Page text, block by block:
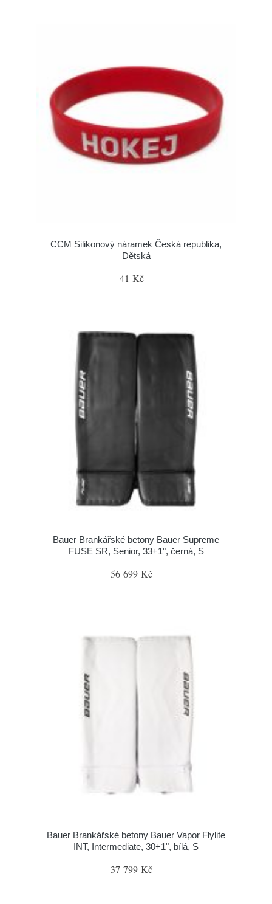
CCM Silikonový náramek Česká republika,
Dětská
41 Kč
Bauer Brankářské betony Bauer Supreme
FUSE SR, Senior, 33+1", černá, S
56 699 Kč
Bauer Brankářské betony Bauer Vapor Flylite
INT, Intermediate, 30+1", bílá, S
37 799 Kč